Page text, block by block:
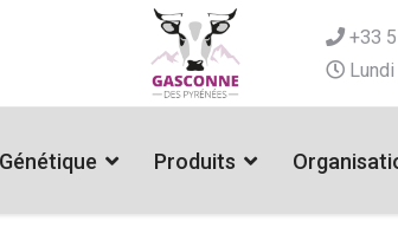
+33
Génétique Produits